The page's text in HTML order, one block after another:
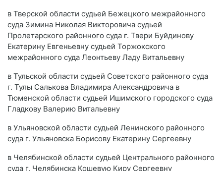
в Тверской области судьей Бежецкого межрайонного
суда Зимина Николая Викторовича судьей
Пролетарского районного суда г. Твери Буйдинову
Екатерину Евгеньевну судьей Торжокского
межрайонного суда Леонтьеву Ладу Витальевну
в Тульской области судьей Советского районного суда
г. Тулы Салькова Владимира Александровича в
Тюменской области судьей Ишимского городского суда
Гладкову Валерию Витальевну
в Ульяновской области судьей Ленинского районного
суда г. Ульяновска Борисову Екатерину Сергеевну
в Челябинской области судьей Центрального районного
суда г. Челябинска Кошевую Киру Сергеевну